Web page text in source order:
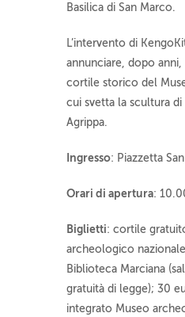
Basilica di San Marco.
L’intervento di
annunciare, dopo
cortile storico del
cui svetta la scultura di
Agrippa.
Ingresso: Piazzetta
Orari di apertura:
Biglietti: cortile
archeologico
Biblioteca Marciana
gratuità di legge); 30
integrato Museo